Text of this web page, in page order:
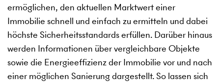
ermöglichen, den aktuellen Marktwert einer
Immobilie schnell und einfach zu ermitteln und dabei
höchste Sicherheitsstandards erfüllen. Darüber hinaus
werden Informationen über vergleichbare Objekte
sowie die Energieeffizienz der Immobilie vor und nach
einer möglichen Sanierung dargestellt. So lassen sich